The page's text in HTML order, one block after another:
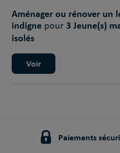
Aménager ou rénover un
indigne pour3 Jeune(s)
isolés
Voir
Paiements